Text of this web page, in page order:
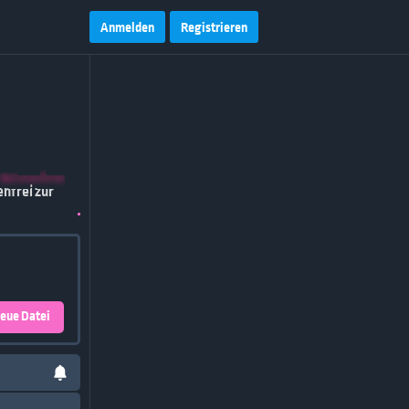
Anmelden Registrieren
Datei